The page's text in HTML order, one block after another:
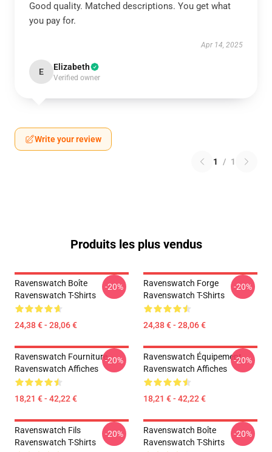
Good quality. Matched descriptions. You get what
you pay for.
Apr 14, 2025
E Elizabeth
Verified owner
Write your review
1 / 1
Produits les plus vendus
Ravenswatch Boîte
Ravenswatch T-Shirts
24,38 € - 28,06 €
-20%
Ravenswatch Forge
Ravenswatch T-Shirts
24,38 € - 28,06 €
-20%
Ravenswatch Fourniture
Ravenswatch Affiches
18,21 € - 42,22 €
-20%
Ravenswatch Équipement
Ravenswatch Affiches
18,21 € - 42,22 €
-20%
Ravenswatch Fils
Ravenswatch T-Shirts
-20%
Ravenswatch Boîte
Ravenswatch T-Shirts
-20%